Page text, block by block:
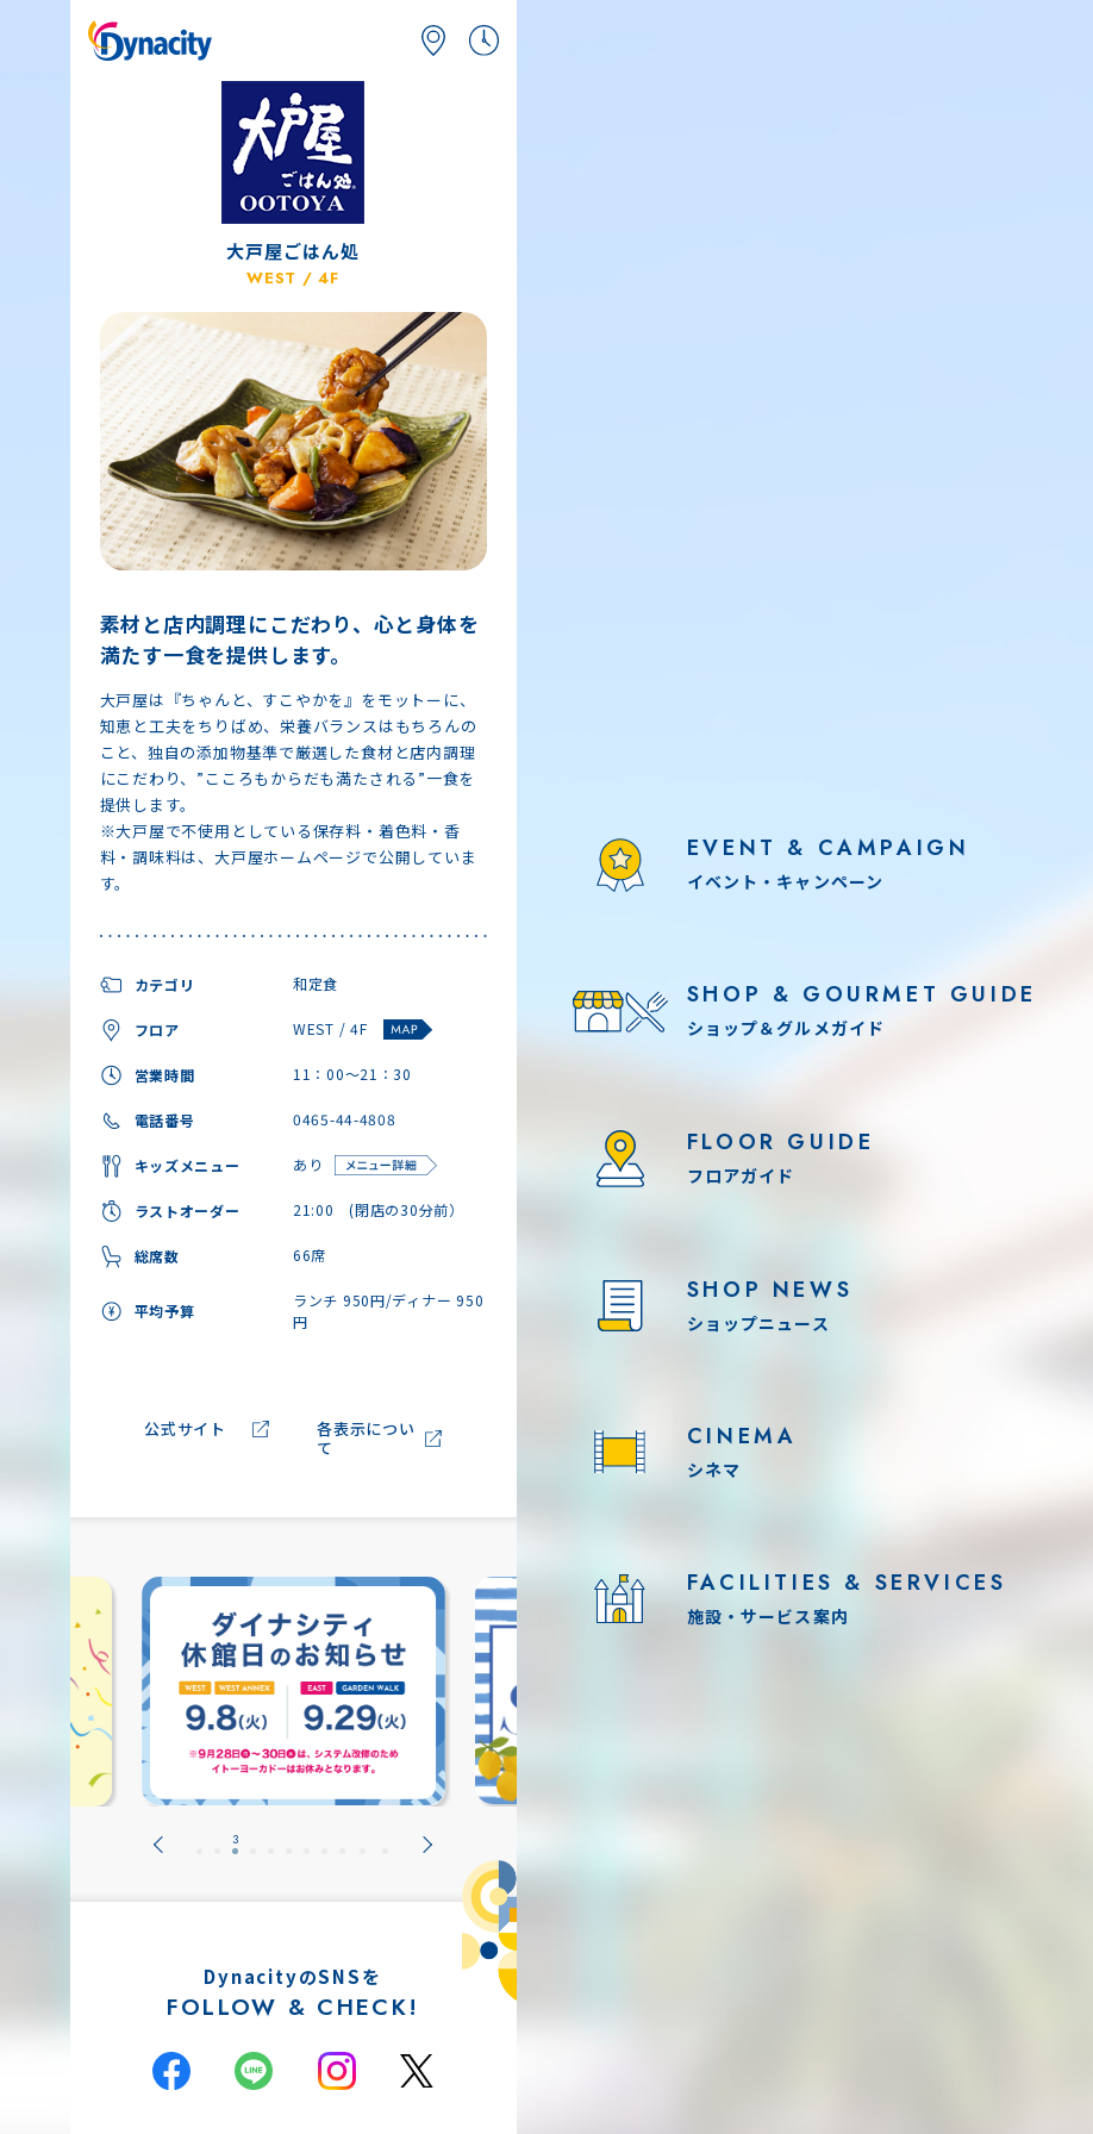
大戸屋ごはん処
WEST / 4F
素材と店内調理にこだわり、心と身体を
満たす一食を提供します。
大戸屋は『ちゃんと、すこやかを』をモットーに、
知恵と工夫をちりばめ、栄養バランスはもちろんの
こと、独自の添加物基準で厳選した食材と店内調理
にこだわり、”こころもからだも満たされる”一食を
提供します。
※大戸屋で不使用としている保存料・着色料・香
料・調味料は、大戸屋ホームページで公開していま
す。
カテゴリ 和定食
フロア WEST / 4F
営業時間 11：00～21：30
電話番号 0465-44-4808
キッズメニュー あり
ラストオーダー 21:00 (閉店の30分前）
総席数 66席
平均予算
ランチ 950円/ディナー 950
円
公式サイト
各表示につい
て
DynacityのSNSを
FOLLOW & CHECK!
EVENT & CAMPAIGN
イベント・キャンペーン
SHOP & GOURMET GUIDE
ショップ＆グルメガイド
FLOOR GUIDE
フロアガイド
SHOP NEWS
ショップニュース
CINEMA
シネマ
FACILITIES & SERVICES
施設・サービス案内